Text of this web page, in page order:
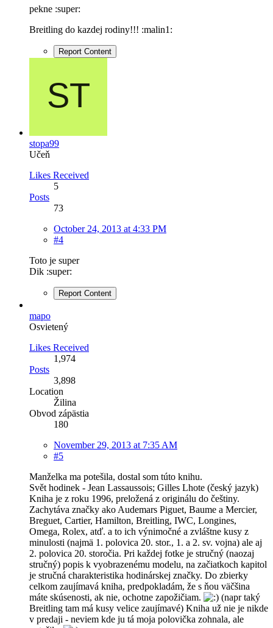
pekne :super:
Breitling do kazdej rodiny!!! :malin1:
Report Content
stopa99
Učeň
Likes Received
5
Posts
73
October 24, 2013 at 4:33 PM
#4
Toto je super
Dik :super:
Report Content
mapo
Osvietený
Likes Received
1,974
Posts
3,898
Location
Žilina
Obvod zápästia
180
November 29, 2013 at 7:35 AM
#5
Manželka ma potešila, dostal som túto knihu.
Svět hodinek - Jean Lassaussois; Gilles Lhote (český jazyk)
Kniha je z roku 1996, preložená z originálu do češtiny.
Zachytáva značky ako Audemars Piguet, Baume a Mercier,
Breguet, Cartier, Hamilton, Breitling, IWC, Longines,
Omega, Rolex, atď. a to ich výnimočné a zvláštne kusy z
minulosti (najmä 1. polovica 20. stor., 1. a 2. sv. vojna) ale aj
2. polovica 20. storočia. Pri každej fotke je stručný (naozaj
stručný) popis k vyobrazenému modelu, na začiatkoch kapitol
je stručná charakteristika hodinárskej značky. Do zbierky
celkom zaujímavá kniha, predpokladám, že s ňou väčšina
máte skúsenosti, ak nie, ochotne zapožičiam.
(napr taký
Breitling tam má kusy velice zaujímavé) Kniha už nie je nikde
v predaji - neviem kde ju tá moja polovička zohnala, ale